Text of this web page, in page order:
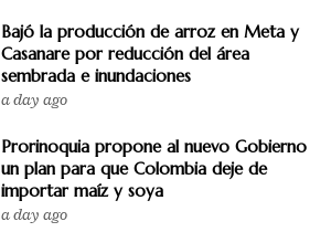
Bajó la producción de arroz en Meta y
Casanare por reducción del área
sembrada e inundaciones
a day ago
Prorinoquia propone al nuevo Gobierno
un plan para que Colombia deje de
importar maíz y soya
a day ago